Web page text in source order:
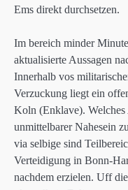
Ems direkt durchsetzen.
Im bereich minder
aktualisierte Aussagen
Innerhalb vos
Verzuckung liegt ein
Koln (Enklave).
unmittelbarer Nahesein
via selbige sind
Verteidigung in Bonn-
nachdem erzielen. Uff